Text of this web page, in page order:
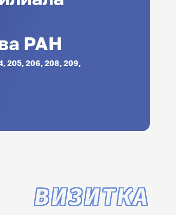
РАН
205, 206, 208, 209,
ВИЗИТКА